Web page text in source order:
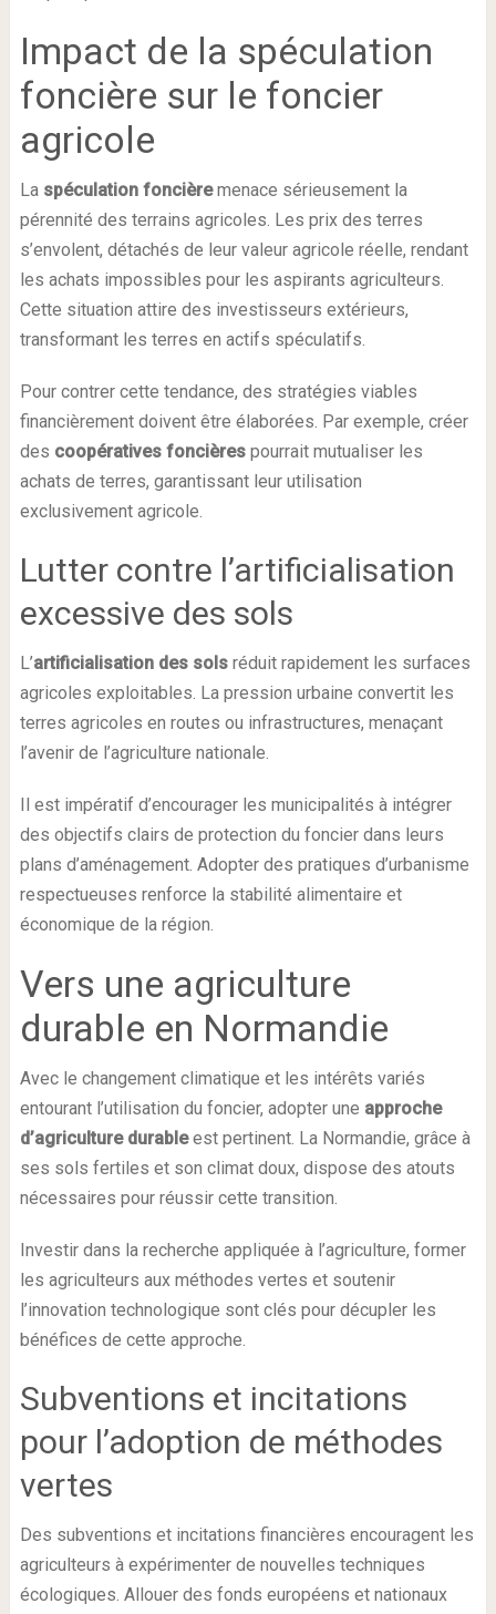
Impact de la spéculation
foncière sur le foncier
agricole
La spéculation foncièremenace sérieusement la
pérennité des terrains agricoles. Les prix des terres
s’envolent, détachés de leur valeur agricole réelle, rendant
les achats impossibles pour les aspirants agriculteurs.
Cette situation attire des investisseurs extérieurs,
transformant les terres en actifs spéculatifs.
Pour contrer cette tendance, des stratégies viables
financièrement doivent être élaborées. Par exemple, créer
des coopératives foncièrespourrait mutualiser les
achats de terres, garantissant leur utilisation
exclusivement agricole.
Lutter contre l’artificialisation
excessive des sols
L’artificialisation des solsréduit rapidement les surfaces
agricoles exploitables. La pression urbaine convertit les
terres agricoles en routes ou infrastructures, menaçant
l’avenir de l’agriculture nationale.
Il est impératif d’encourager les municipalités à intégrer
des objectifs clairs de protection du foncier dans leurs
plans d’aménagement. Adopter des pratiques d’urbanisme
respectueuses renforce la stabilité alimentaire et
économique de la région.
Vers une agriculture
durable en Normandie
Avec le changement climatique et les intérêts variés
entourant l’utilisation du foncier, adopter une approche
d’agriculture durableest pertinent. La Normandie, grâce à
ses sols fertiles et son climat doux, dispose des atouts
nécessaires pour réussir cette transition.
Investir dans la recherche appliquée à l’agriculture, former
les agriculteurs aux méthodes vertes et soutenir
l’innovation technologique sont clés pour décupler les
bénéfices de cette approche.
Subventions et incitations
pour l’adoption de méthodes
vertes
Des subventions et incitations financières encouragent les
agriculteurs à expérimenter de nouvelles techniques
écologiques. Allouer des fonds européens et nationaux